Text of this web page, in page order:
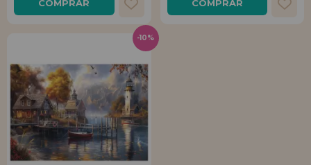
COMPRAR COMPRAR
-10%